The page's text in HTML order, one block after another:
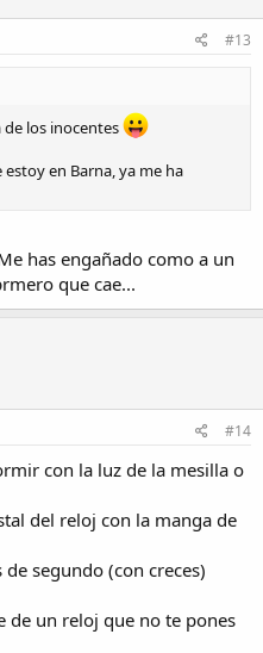
#13
de los inocentes
en Barna, ya me ha
has engañado como a un
que cae...
#14
con la luz de la mesilla o
del reloj con la manga de
segundo (con creces)
de un reloj que no te pones